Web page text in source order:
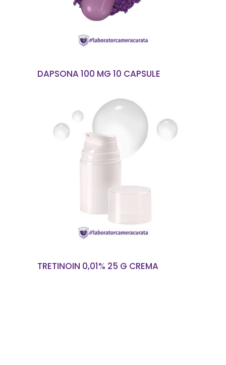
DAPSONA 100 MG 10 CAPSULE
TRETINOIN 0,01% 25 G CREMA